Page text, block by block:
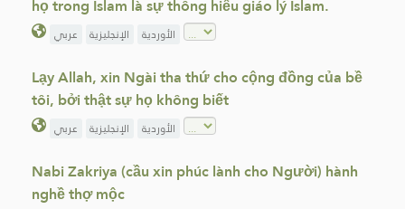
họ trong Islam là sự thông hiểu giáo lý Islam.
عربي الإنجليزية الأوردية
Lạy Allah, xin Ngài tha thứ cho cộng đồng của bề
tôi, bởi thật sự họ không biết
عربي الإنجليزية الأوردية
Nabi Zakriya (cầu xin phúc lành cho Người) hành
nghề thợ mộc